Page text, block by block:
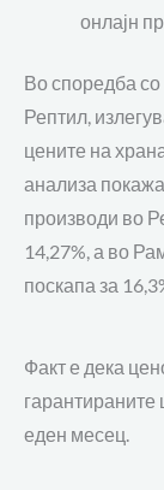
онлајн
Во споредба
Рептил,
цените на
анализа
производи во
14,27%, а во
поскапа за
Факт е дека
гарантираните
еден месец.